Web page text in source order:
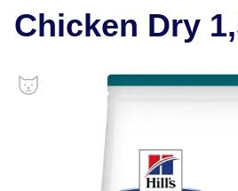
Psi
Kočky
Dárkové poukazy
Chicken Dry